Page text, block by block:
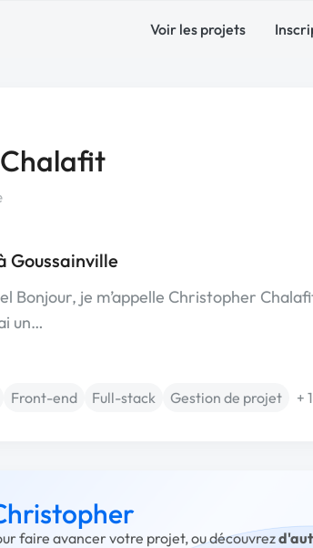
Voir les projets
Goussainville
Bonjour, je m’appelle Christopher
un…
Front-end Full-stack Gestion de projet +
faire avancer votre projet, ou découvrez